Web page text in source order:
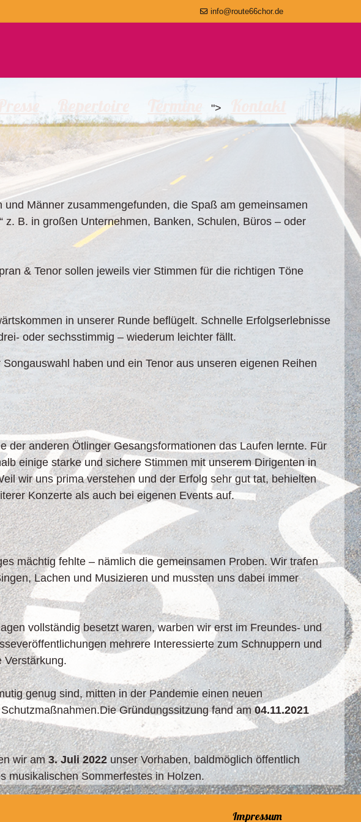
info@route66chor.de
">
Männer zusammengefunden, die Spaß am gemeinsamen
B. in großen Unternehmen, Banken, Schulen, Büros – oder
& Tenor sollen jeweils vier Stimmen für die richtigen Töne
in unserer Runde beflügelt. Schnelle Erfolgserlebnisse
oder sechsstimmig – wiederum leichter fällt.
haben und ein Tenor aus unseren eigenen Reihen
der anderen Ötlinger Gesangsformationen das Laufen lernte. Für
einige starke und sichere Stimmen mit unserem Dirigenten in
wir uns prima verstehen und der Erfolg sehr gut tat, behielten
Konzerte als auch bei eigenen Events auf.
mächtig fehlte – nämlich die gemeinsamen Proben. Wir trafen
Lachen und Musizieren und mussten uns dabei immer
vollständig besetzt waren, warben wir erst im Freundes- und
mehrere Interessierte zum Schnuppern und
Verstärkung.
genug sind, mitten in der Pandemie einen neuen
Die Gründungssitzung fand am04.11.2021
wir am3. Juli 2022 unser Vorhaben, baldmöglich öffentlich
musikalischen Sommerfestes in Holzen.
Impressum